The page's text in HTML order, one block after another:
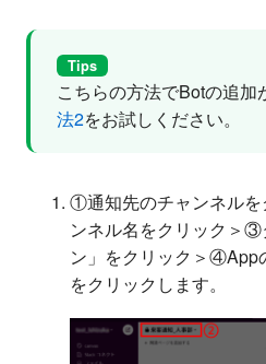
Tips
こちらの方法でBotの追加
法2をお試しください。
①通知先のチャンネル
ンネル名をクリック＞③
ン」をクリック＞④App
をクリックします。